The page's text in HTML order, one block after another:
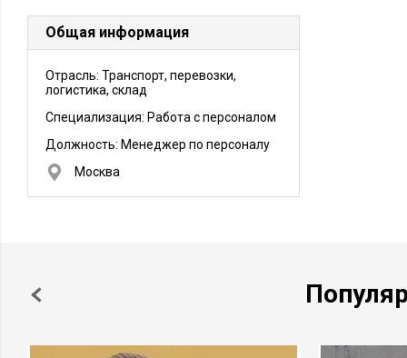
Общая информация
Отрасль: Транспорт, перевозки,
логистика, склад
Специализация: Работа с персоналом
Должность: Менеджер по персоналу
Москва